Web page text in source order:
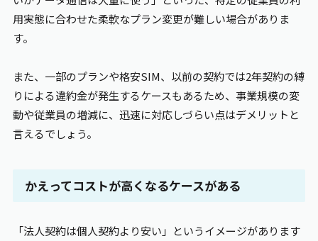
用実態に合わせた柔軟なプラン変更が難しい場合がありま
す。
また、一部のプランや格安SIM、以前の契約では2年契約の縛
りによる違約金が発生するケースもあるため、事業規模の変
動や従業員の増減に、迅速に対応しづらい点はデメリットと
言えるでしょう。
かえってコストが高くなるケースがある
「法人契約は個人契約より安い」というイメージがあります